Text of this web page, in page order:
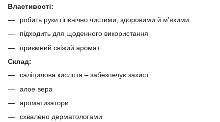
Властивості:
робить руки гігієнічно чистими, здоровими й м’якими
підходить для щоденного використання
приємний свіжий аромат
Склад:
саліцилова кислота – забезпечує захист
алое вера
ароматизатори
схвалено дерматологами